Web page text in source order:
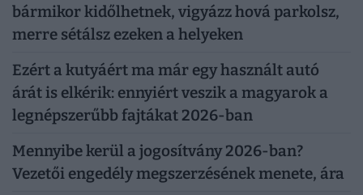
bármikor kidőlhetnek, vigyázz hová parkolsz,
merre sétálsz ezeken a helyeken
Ezért a kutyáért ma már egy használt autó
árát is elkérik: ennyiért veszik a magyarok a
legnépszerűbb fajtákat 2026-ban
Mennyibe kerül a jogosítvány 2026-ban?
Vezetői engedély megszerzésének menete, ára